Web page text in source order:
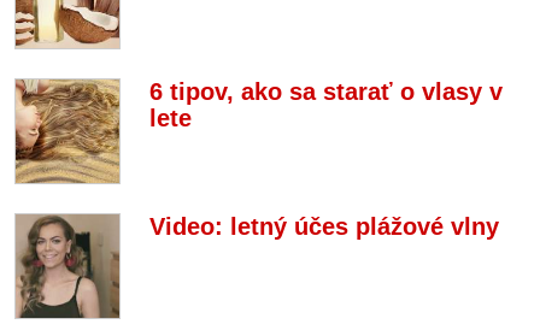
6 tipov, ako sa starať o vlasy v
lete
Video: letný účes plážové vlny